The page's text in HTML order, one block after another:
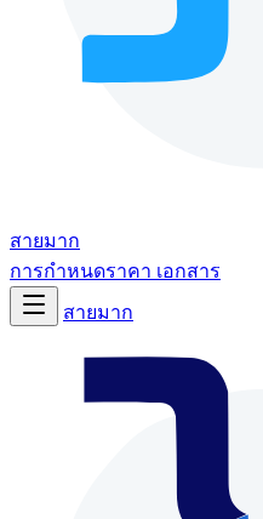
สายมาก
การกำหนดราคา เอกสาร
สายมาก